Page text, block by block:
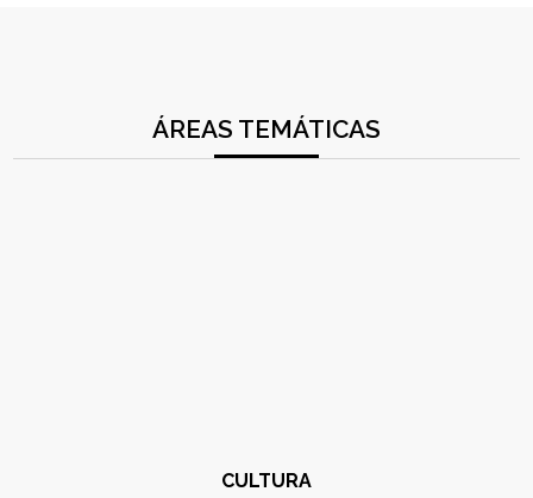
ÁREAS TEMÁTICAS
CULTURA